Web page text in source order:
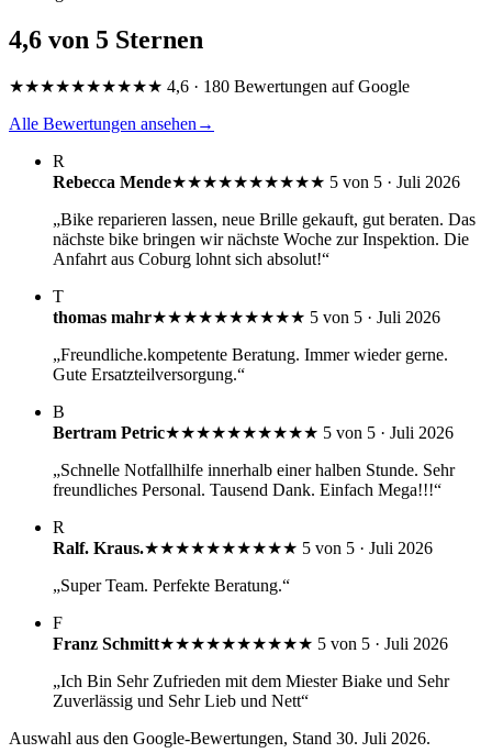
4,6 von 5 Sternen
★★★★★★★★★★ 4,6 · 180 Bewertungen auf Google
Alle Bewertungen ansehen→
R
Rebecca Mende★★★★★★★★★★ 5 von 5 · Juli 2026
„Bike reparieren lassen, neue Brille gekauft, gut beraten. Das
nächste bike bringen wir nächste Woche zur Inspektion. Die
Anfahrt aus Coburg lohnt sich absolut!“
T
thomas mahr★★★★★★★★★★ 5 von 5 · Juli 2026
„Freundliche.kompetente Beratung. Immer wieder gerne.
Gute Ersatzteilversorgung.“
B
Bertram Petric★★★★★★★★★★ 5 von 5 · Juli 2026
„Schnelle Notfallhilfe innerhalb einer halben Stunde. Sehr
freundliches Personal. Tausend Dank. Einfach Mega!!!“
R
Ralf. Kraus.★★★★★★★★★★ 5 von 5 · Juli 2026
„Super Team. Perfekte Beratung.“
F
Franz Schmitt★★★★★★★★★★ 5 von 5 · Juli 2026
„Ich Bin Sehr Zufrieden mit dem Miester Biake und Sehr
Zuverlässig und Sehr Lieb und Nett“
Auswahl aus den Google-Bewertungen, Stand 30. Juli 2026.